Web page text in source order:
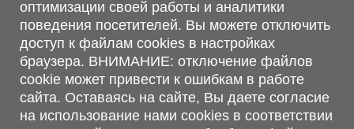
г. Минск, Минский р-н, п. Привольный, ул. Мира, 20А,
223062
г. Брест, ул. Лейтенанта Рябцева, 108 В, 224701
Обращаем Ваше внимание, что вся предоставленная на сайте
информация, касающаяся комплектаций, технических
характеристик, цветовых сочетаний, а также стоимости и
сервисного обслуживания носит информационный характер и
оптимизации своей работы и аналитики
поведения посетителей. Вы можете отключить
доступ к файлам cookies в настройках
браузера. ВНИМАНИЕ: отключение файлов
cookie может привести к ошибкам в работе
сайта. Оставаясь на сайте, Вы даете согласие
на использование нами cookies в соответствии